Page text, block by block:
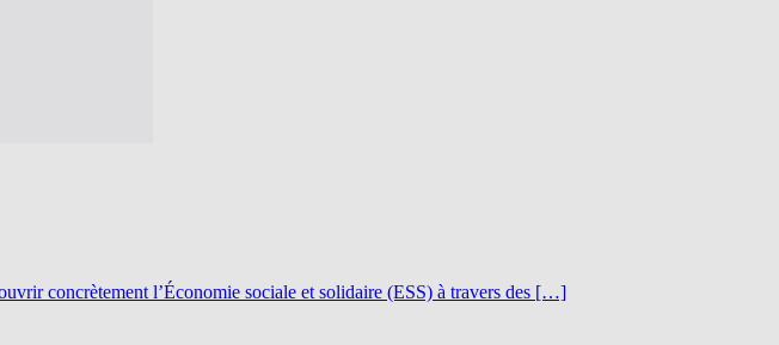
concrètement l’Économie sociale et solidaire (ESS) à travers des […]